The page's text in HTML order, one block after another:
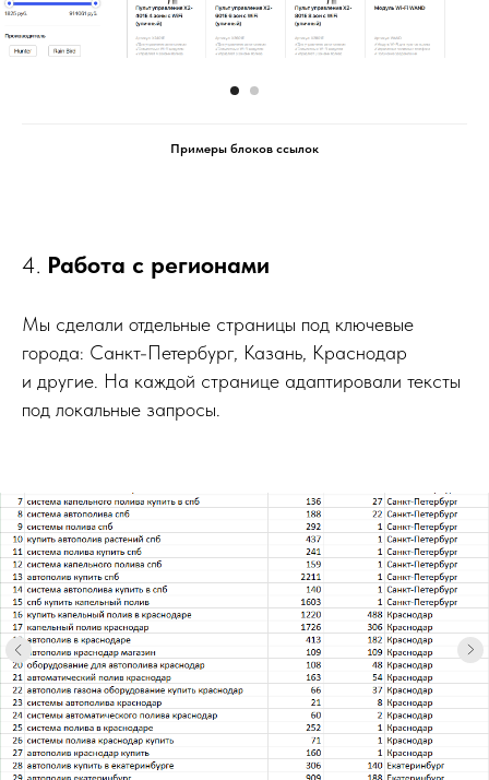
Примеры блоков ссылок
4. Работа с регионами
Мы сделали отдельные страницы под ключевые
города: Санкт-Петербург, Казань, Краснодар
и другие. На каждой странице адаптировали тексты
под локальные запросы.